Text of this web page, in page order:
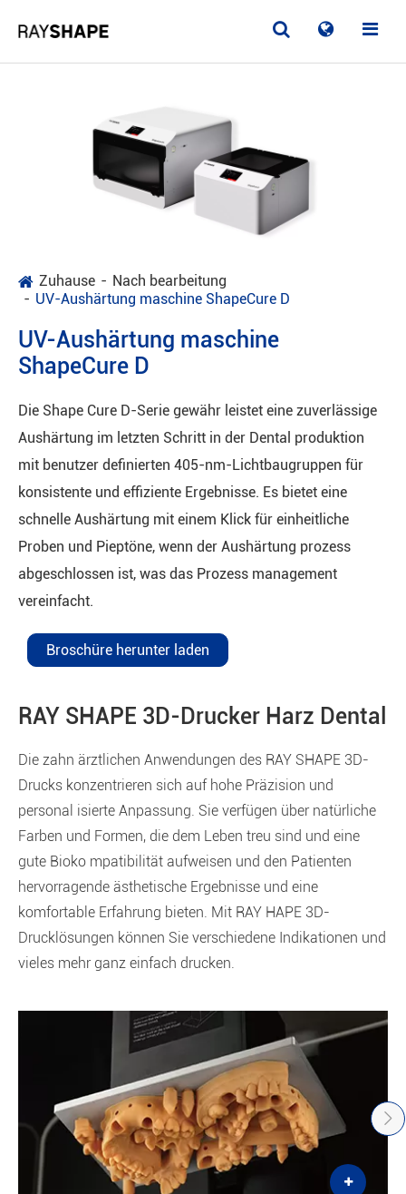
Zuhause
Nach bearbeitung
UV-Aushärtung maschine ShapeCure D
UV-Aushärtung maschine
ShapeCure D
Die Shape Cure D-Serie gewähr leistet eine zuverlässige
Aushärtung im letzten Schritt in der Dental produktion
mit benutzer definierten 405-nm-Lichtbaugruppen für
konsistente und effiziente Ergebnisse. Es bietet eine
schnelle Aushärtung mit einem Klick für einheitliche
Proben und Pieptöne, wenn der Aushärtung prozess
abgeschlossen ist, was das Prozess management
vereinfacht.
Broschüre herunter laden
RAY SHAPE 3D-Drucker Harz Dental
Die zahn ärztlichen Anwendungen des RAY SHAPE 3D-
Drucks konzentrieren sich auf hohe Präzision und
personal isierte Anpassung. Sie verfügen über natürliche
Farben und Formen, die dem Leben treu sind und eine
gute Bioko mpatibilität aufweisen und den Patienten
hervorragende ästhetische Ergebnisse und eine
komfortable Erfahrung bieten. Mit RAY HAPE 3D-
Drucklösungen können Sie verschiedene Indikationen und
vieles mehr ganz einfach drucken.